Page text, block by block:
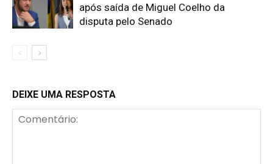
após saída de Miguel Coelho da
disputa pelo Senado
DEIXE UMA RESPOSTA